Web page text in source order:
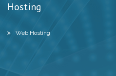
Hosting
Web Hosting